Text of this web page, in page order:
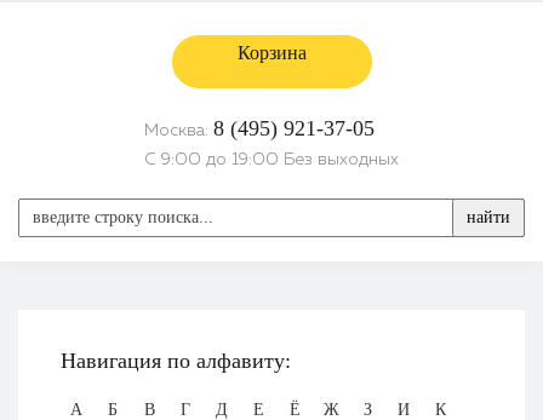
Корзина
Москва: 8 (495) 921-37-05
С 9:00 до 19:00 Без выходных
найти
Навигация по алфавиту:
А Б В Г Д Е Ё Ж З И
К